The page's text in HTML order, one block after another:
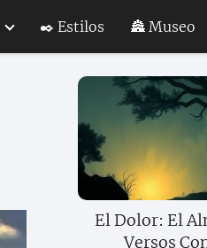
✒️ Estilos 🏯 Museo
El Dolor: El
Versos